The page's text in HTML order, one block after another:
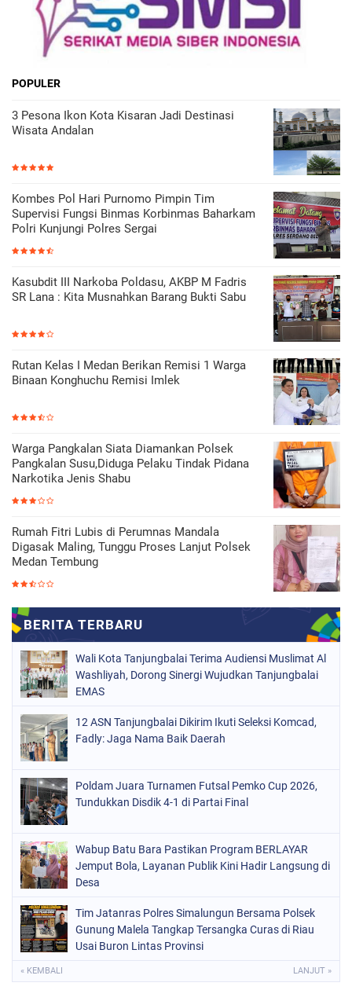
POPULER
3 Pesona Ikon Kota Kisaran Jadi Destinasi
Wisata Andalan
Kombes Pol Hari Purnomo Pimpin Tim
Supervisi Fungsi Binmas Korbinmas Baharkam
Polri Kunjungi Polres Sergai
Kasubdit III Narkoba Poldasu, AKBP M Fadris
SR Lana : Kita Musnahkan Barang Bukti Sabu
Rutan Kelas I Medan Berikan Remisi 1 Warga
Binaan Konghuchu Remisi Imlek
Warga Pangkalan Siata Diamankan Polsek
Pangkalan Susu,Diduga Pelaku Tindak Pidana
Narkotika Jenis Shabu
Rumah Fitri Lubis di Perumnas Mandala
Digasak Maling, Tunggu Proses Lanjut Polsek
Medan Tembung
Wali Kota Tanjungbalai Terima Audiensi Muslimat Al
Washliyah, Dorong Sinergi Wujudkan Tanjungbalai
EMAS
12 ASN Tanjungbalai Dikirim Ikuti Seleksi Komcad,
Fadly: Jaga Nama Baik Daerah
Poldam Juara Turnamen Futsal Pemko Cup 2026,
Tundukkan Disdik 4-1 di Partai Final
Wabup Batu Bara Pastikan Program BERLAYAR
Jemput Bola, Layanan Publik Kini Hadir Langsung di
Desa
Tim Jatanras Polres Simalungun Bersama Polsek
Gunung Malela Tangkap Tersangka Curas di Riau
Usai Buron Lintas Provinsi
« KEMBALI LANJUT »